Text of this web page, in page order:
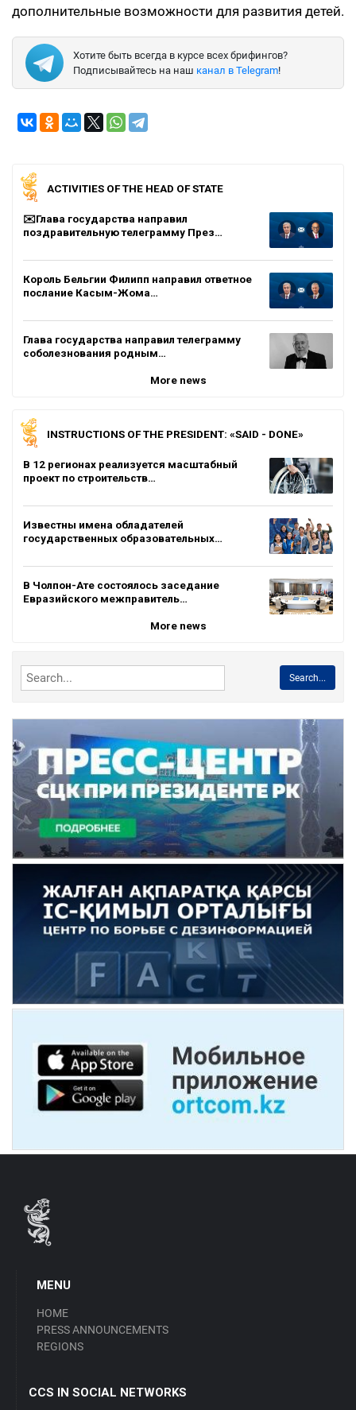
дополнительные возможности для развития детей.
Хотите быть всегда в курсе всех брифингов?
Подписывайтесь на наш канал в Telegram!
ACTIVITIES OF THE HEAD OF STATE
✉️Глава государства направил
поздравительную телеграмму През…
Король Бельгии Филипп направил ответное
послание Касым-Жома…
Глава государства направил телеграмму
соболезнования родным…
More news
INSTRUCTIONS OF THE PRESIDENT: «SAID - DONE»
В 12 регионах реализуется масштабный
проект по строительств…
Известны имена обладателей
государственных образовательных…
В Чолпон-Ате состоялось заседание
Евразийского межправитель…
More news
Search...
MENU
HOME
PRESS ANNOUNCEMENTS
REGIONS
CCS IN SOCIAL NETWORKS